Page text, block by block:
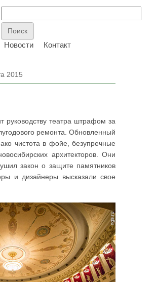
Новости Контакт
2015
руководству театра штрафом за
ремонта. Обновленный
чистота в фойе, безупречные
архитекторов. Они
закон о защите памятников
и дизайнеры высказали свое